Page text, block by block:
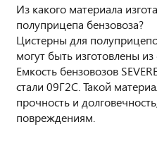
Из какого материала
полуприцепа бензовоза?
Цистерны для
могут быть изготовлены
Емкость бензовозов
стали 09Г2С. Такой
прочность и
повреждениям.